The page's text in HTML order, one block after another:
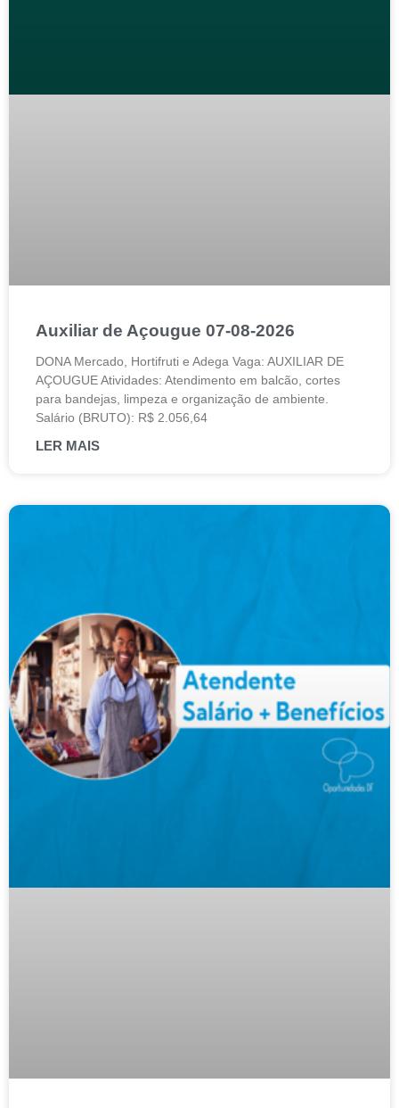
Auxiliar de Açougue 07-08-2026
DONA Mercado, Hortifruti e Adega Vaga: AUXILIAR DE
AÇOUGUE Atividades: Atendimento em balcão, cortes
para bandejas, limpeza e organização de ambiente.
Salário (BRUTO): R$ 2.056,64
LER MAIS